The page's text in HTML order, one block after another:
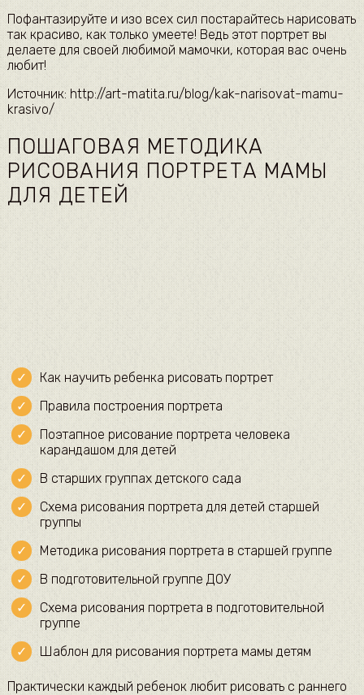
Пофантазируйте и изо всех сил постарайтесь нарисовать
так красиво, как только умеете! Ведь этот портрет вы
делаете для своей любимой мамочки, которая вас очень
любит!
Источник: http://art-matita.ru/blog/kak-narisovat-mamu-
krasivo/
ПОШАГОВАЯ МЕТОДИКА
РИСОВАНИЯ ПОРТРЕТА МАМЫ
ДЛЯ ДЕТЕЙ
Как научить ребенка рисовать портрет
Правила построения портрета
Поэтапное рисование портрета человека
карандашом для детей
В старших группах детского сада
Схема рисования портрета для детей старшей
группы
Методика рисования портрета в старшей группе
В подготовительной группе ДОУ
Схема рисования портрета в подготовительной
группе
Шаблон для рисования портрета мамы детям
Практически каждый ребенок любит рисовать с раннего